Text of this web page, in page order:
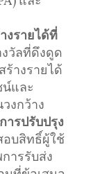
งรายได้ที่
วัลที่ดึงดูด
างรายได้
และ
งกว้าง
ารปรับปรุง
อบสิทธิ์ผู้ใช้
ารรับส่ง